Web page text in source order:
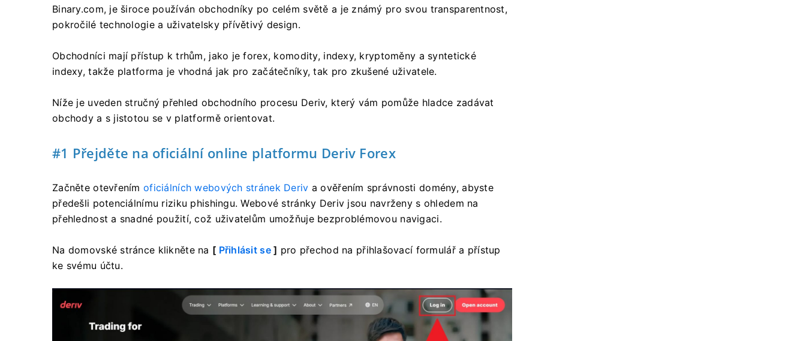
Binary.com, je široce používán obchodníky po celém světě a je známý pro svou transparentnost,
pokročilé technologie a uživatelsky přívětivý design.
Obchodníci mají přístup k trhům, jako je forex, komodity, indexy, kryptoměny a syntetické
indexy, takže platforma je vhodná jak pro začátečníky, tak pro zkušené uživatele.
Níže je uveden stručný přehled obchodního procesu Deriv, který vám pomůže hladce zadávat
obchody a s jistotou se v platformě orientovat.
#1 Přejděte na oficiální online platformu Deriv Forex
Začněte otevřenímoficiálních webových stránek Deriv a ověřením správnosti domény, abyste
předešli potenciálnímu riziku phishingu. Webové stránky Deriv jsou navrženy s ohledem na
přehlednost a snadné použití, což uživatelům umožňuje bezproblémovou navigaci.
Na domovské stránce klikněte na [ Přihlásit se] pro přechod na přihlašovací formulář a přístup
ke svému účtu.